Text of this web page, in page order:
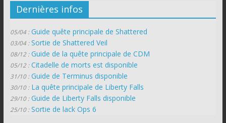
Dernières infos
05/04 : Guide quête principale de Shattered
03/04 : Sortie de Shattered Veil
08/12 : Guide de la quête principale de CDM
05/12 : Citadelle de morts est disponible
31/10 : Guide de Terminus disponible
30/10 : La quête principale de Liberty Falls
29/10 : Guide de Liberty Falls disponible
25/10 : Sortie de lack Ops 6